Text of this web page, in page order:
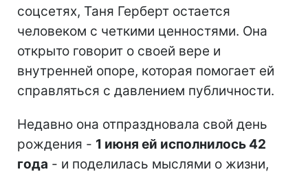
соцсетях, Таня Герберт остается
человеком с четкими ценностями. Она
открыто говорит о своей вере и
внутренней опоре, которая помогает ей
справляться с давлением публичности.
Недавно она отпраздновала свой день
рождения - 1 июня ей исполнилось 42
года - и поделилась мыслями о жизни,